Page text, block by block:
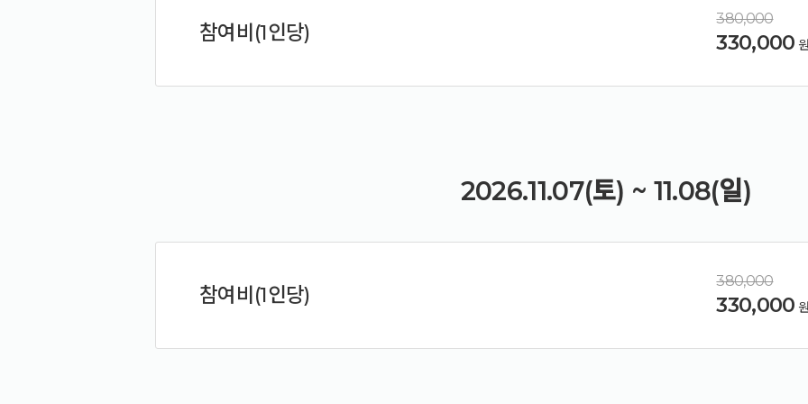
참여비(1인당)
380,000
330,000 원
2026.11.07(토) ~ 11.08(일)
참여비(1인당)
380,000
330,000 원